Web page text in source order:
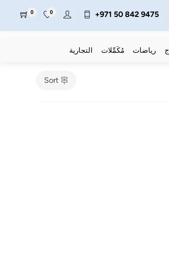
+971 50 842 9475
0
0
رياضات مُكَمِّلات التجارية
Sort